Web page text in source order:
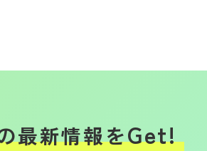
最新情報をGet!